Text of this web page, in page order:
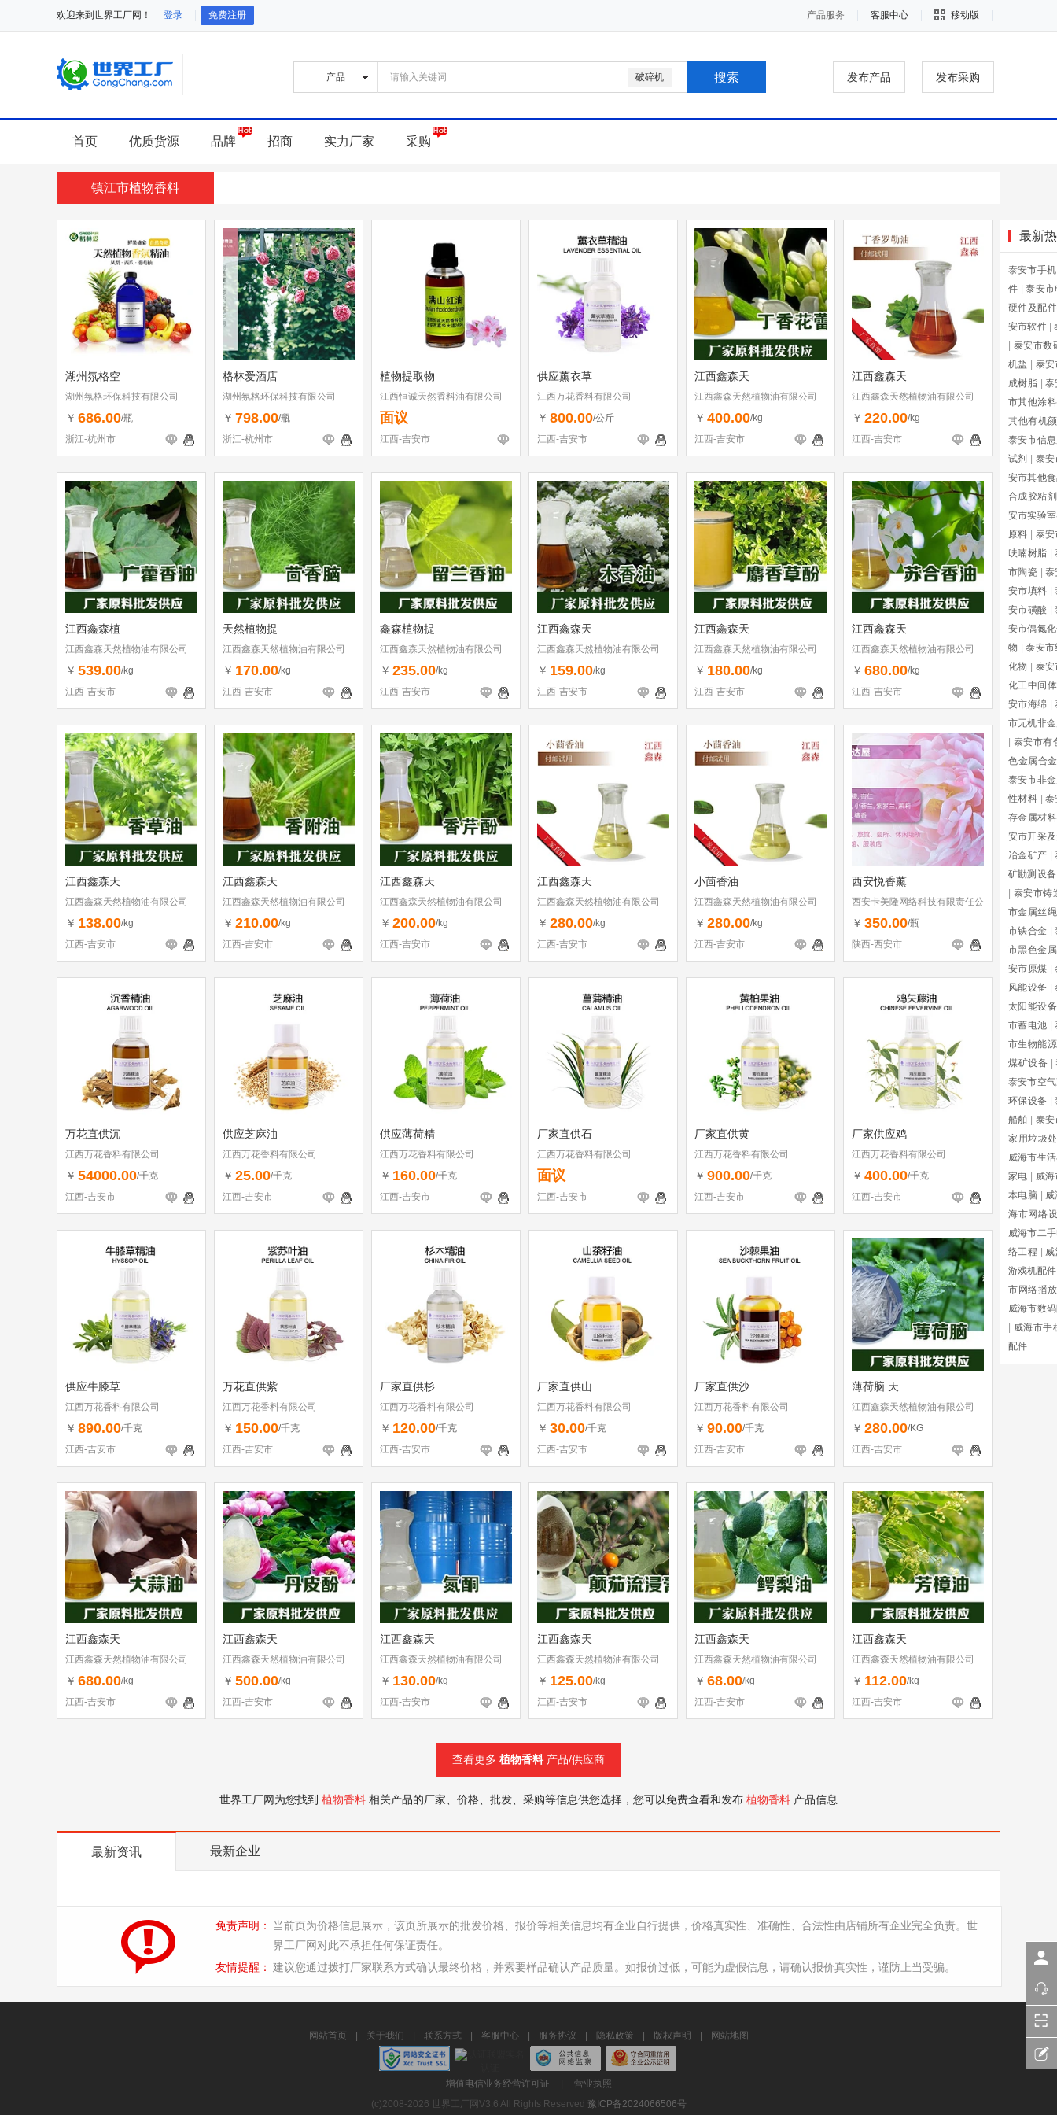
欢迎来到世界工厂网！ 登录 免费注册 产品服务 客服中心 移动版
破碎机 发布产品 发布采购
首页 优质货源 品牌 招商 实力厂家 采购
镇江市植物香料
湖州氛格空
湖州氛格环保科技有限公司
￥ 686.00/瓶
浙江-杭州市
格林爱酒店
湖州氛格环保科技有限公司
￥ 798.00/瓶
浙江-杭州市
植物提取物
江西恒诚天然香料油有限公司
面议
江西-吉安市
供应薰衣草
江西万花香料有限公司
￥ 800.00/公斤
江西-吉安市
江西鑫森天
江西鑫森天然植物油有限公司
￥ 400.00/kg
江西-吉安市
江西鑫森天
江西鑫森天然植物油有限公司
￥ 220.00/kg
江西-吉安市
江西鑫森植
江西鑫森天然植物油有限公司
￥ 539.00/kg
江西-吉安市
天然植物提
江西鑫森天然植物油有限公司
￥ 170.00/kg
江西-吉安市
鑫森植物提
江西鑫森天然植物油有限公司
￥ 235.00/kg
江西-吉安市
江西鑫森天
江西鑫森天然植物油有限公司
￥ 159.00/kg
江西-吉安市
江西鑫森天
江西鑫森天然植物油有限公司
￥ 180.00/kg
江西-吉安市
江西鑫森天
江西鑫森天然植物油有限公司
￥ 680.00/kg
江西-吉安市
江西鑫森天
江西鑫森天然植物油有限公司
￥ 138.00/kg
江西-吉安市
江西鑫森天
江西鑫森天然植物油有限公司
￥ 210.00/kg
江西-吉安市
江西鑫森天
江西鑫森天然植物油有限公司
￥ 200.00/kg
江西-吉安市
江西鑫森天
江西鑫森天然植物油有限公司
￥ 280.00/kg
江西-吉安市
小茴香油
江西鑫森天然植物油有限公司
￥ 280.00/kg
江西-吉安市
西安悦香薰
西安卡美隆网络科技有限责任公
司
￥ 350.00/瓶
陕西-西安市
万花直供沉
江西万花香料有限公司
￥ 54000.00/千克
江西-吉安市
供应芝麻油
江西万花香料有限公司
￥ 25.00/千克
江西-吉安市
供应薄荷精
江西万花香料有限公司
￥ 160.00/千克
江西-吉安市
厂家直供石
江西万花香料有限公司
面议
江西-吉安市
厂家直供黄
江西万花香料有限公司
￥ 900.00/千克
江西-吉安市
厂家供应鸡
江西万花香料有限公司
￥ 400.00/千克
江西-吉安市
供应牛膝草
江西万花香料有限公司
￥ 890.00/千克
江西-吉安市
万花直供紫
江西万花香料有限公司
￥ 150.00/千克
江西-吉安市
厂家直供杉
江西万花香料有限公司
￥ 120.00/千克
江西-吉安市
厂家直供山
江西万花香料有限公司
￥ 30.00/千克
江西-吉安市
厂家直供沙
江西万花香料有限公司
￥ 90.00/千克
江西-吉安市
薄荷脑 天
江西鑫森天然植物油有限公司
￥ 280.00/KG
江西-吉安市
江西鑫森天
江西鑫森天然植物油有限公司
￥ 680.00/kg
江西-吉安市
江西鑫森天
江西鑫森天然植物油有限公司
￥ 500.00/kg
江西-吉安市
江西鑫森天
江西鑫森天然植物油有限公司
￥ 130.00/kg
江西-吉安市
江西鑫森天
江西鑫森天然植物油有限公司
￥ 125.00/kg
江西-吉安市
江西鑫森天
江西鑫森天然植物油有限公司
￥ 68.00/kg
江西-吉安市
江西鑫森天
江西鑫森天然植物油有限公司
￥ 112.00/kg
江西-吉安市
查看更多 植物香料 产品/供应商
世界工厂网为您找到 植物香料 相关产品的厂家、价格、批发、采购等信息供您选择，您可以免费查看和发布 植物香料 产品信息
最新
泰安市手机
件
泰安市
硬件及配件
安市软件
泰安市数
机盐
泰安
成树脂
泰
市其他涂料
其他有机
泰安市信
试剂
泰
安市其他
合成胶粘剂
安市实验
原料
泰
呋喃树脂
市陶瓷
泰
安市填料
安市磺酸
安市偶氮
物
泰安市
化物
泰
化工中间体
安市海绵
市无机非
泰安市有
色金属合金
泰安市非
性材料
泰
存金属材料
安市开采
冶金矿产
矿勘测设备
泰安市铸
市金属丝绳
市铁合金
市黑色金属
安市原煤
风能设备
太阳能设备
市蓄电池
市生物能源
煤矿设备
泰安市空
环保设备
船舶
泰
家用垃圾
威海市生
家电
威
本电脑
海市网络
威海市二
络工程
游戏机配件
市网络播
威海市数
威海市手
配件
最新资讯 最新企业
免责声明：
当前页为价格信息展示，该页所展示的批发价格、报价等相关信息均有企业自行提供，价格真实性、准确性、合法性由店铺所有企业完全负责。世
界工厂网对此不承担任何保证责任。
友情提醒： 建议您通过拨打厂家联系方式确认最终价格，并索要样品确认产品质量。如报价过低，可能为虚假信息，请确认报价真实性，谨防上当受骗。
网站首页 关于我们 联系方式 客服中心 服务协议 隐私政策 版权声明 网站地图
增值电信业务经营许可证
营业执照
(c)2008-2026 世界工厂网V3.6 All Rights Reserved 豫ICP备2024066506号